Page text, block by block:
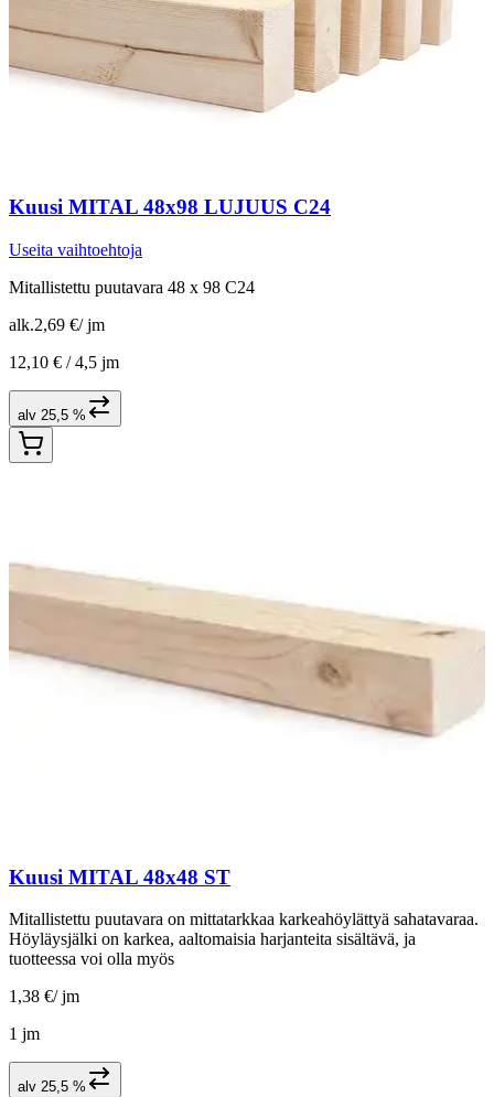
Kuusi MITAL 48x98 LUJUUS C24
Useita vaihtoehtoja
Mitallistettu puutavara 48 x 98 C24
alk.2,69 €/ jm
12,10 € /4,5 jm
alv 25,5 %
Kuusi MITAL 48x48 ST
Mitallistettu puutavara on mittatarkkaa karkeahöylättyä sahatavaraa.
Höyläysjälki on karkea, aaltomaisia harjanteita sisältävä, ja
tuotteessa voi olla myös
1,38 €/ jm
1 jm
alv 25,5 %